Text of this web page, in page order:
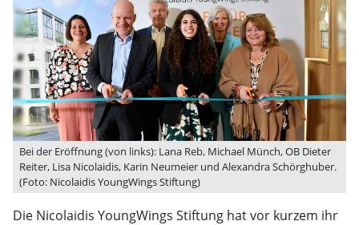
Bei der Eröffnung (von links): Lana Reb, Michael Münch, OB Dieter
Reiter, Lisa Nicolaidis, Karin Neumeier und Alexandra Schörghuber.
(Foto: Nicolaidis YoungWings Stiftung)
Die Nicolaidis YoungWings Stiftung hat vor kurzem ihr